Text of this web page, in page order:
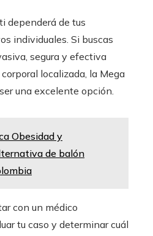
dependerá de tus
individuales. Si buscas
segura y efectiva
localizada, la Mega
una excelente opción.
Obesidad y
de balón
con un médico
tu caso y determinar cuál